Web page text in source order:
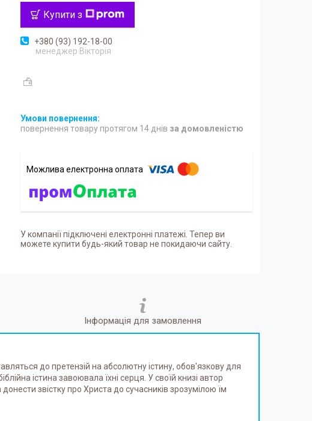
Купити з
+380 (93) 192-18-00
менеджер Вікторія
повернення товару протягом 14 днів за домовленістю
У компанії підключені електронні платежі. Тепер ви
можете купити будь-який товар не покидаючи сайту.
Інформація для замовлення
до претензій на абсолютну істину, обов'язкову для
істина завоювала їхні серця. У своїй книзі автор
звістку про Христа до сучасників зрозумілою їм